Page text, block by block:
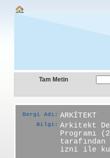
Tam Metin
Dergi Adı: ARKİTEKT
Bilgi: Arkitekt
Programı
tarafından
izni ile